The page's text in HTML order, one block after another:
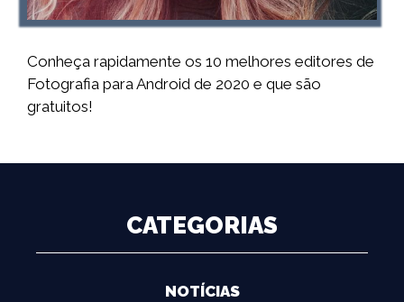
Conheça rapidamente os 10 melhores editores de
Fotografia para Android de 2020 e que são
gratuitos!
CATEGORIAS
NOTÍCIAS